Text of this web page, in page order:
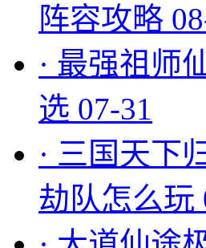
阵容攻略
· 最强祖师
选 07-31
· 三国天下
劫队怎么玩